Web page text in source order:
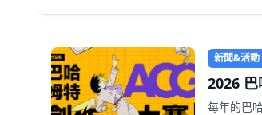
新聞&活動
2026 巴
每年的巴